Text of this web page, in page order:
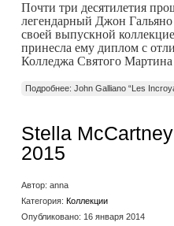
Почти три десятилетия
легендарный Джон
своей выпускной
принесла ему диплом с
Колледжа Святого
Подробнее: John Galliano “Les
Stella
2015
Автор: anna
Категория: Коллекции
Опубликовано: 16 января 2014